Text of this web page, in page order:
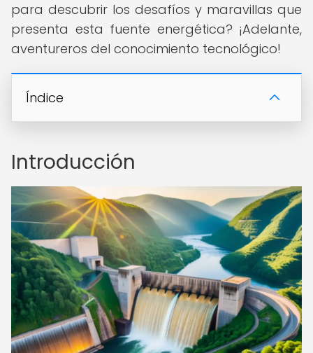
para descubrir los desafíos y maravillas que
presenta esta fuente energética? ¡Adelante,
aventureros del conocimiento tecnológico!
Índice
Introducción